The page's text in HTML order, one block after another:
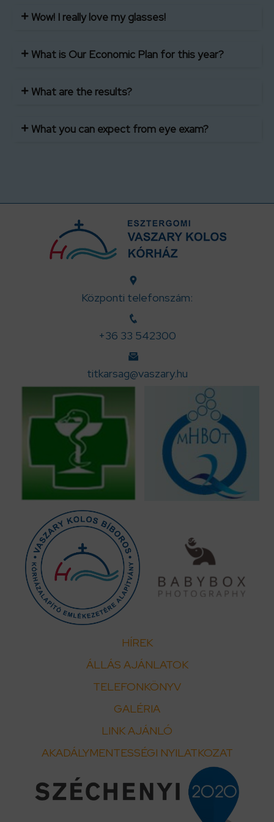
Wow! I really love my glasses!
What is Our Economic Plan for this year?
What are the results?
What you can expect from eye exam?
Központi telefonszám:
+36 33 542300
titkarsag@vaszary.hu
HÍREK
ÁLLÁS AJÁNLATOK
TELEFONKÖNYV
GALÉRIA
LINK AJÁNLÓ
AKADÁLYMENTESSÉGI NYILATKOZAT